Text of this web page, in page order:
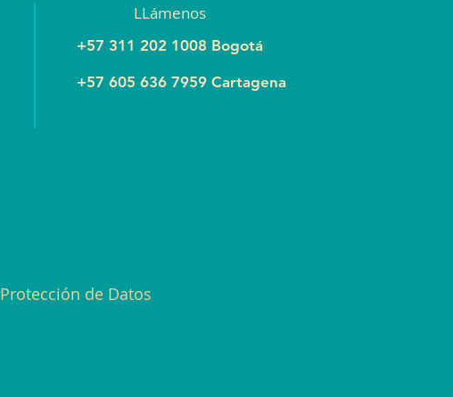
LLámenos
+57 311 202 1008 Bogotá
+57 605 636 7959 Cartagena
Protección de Datos